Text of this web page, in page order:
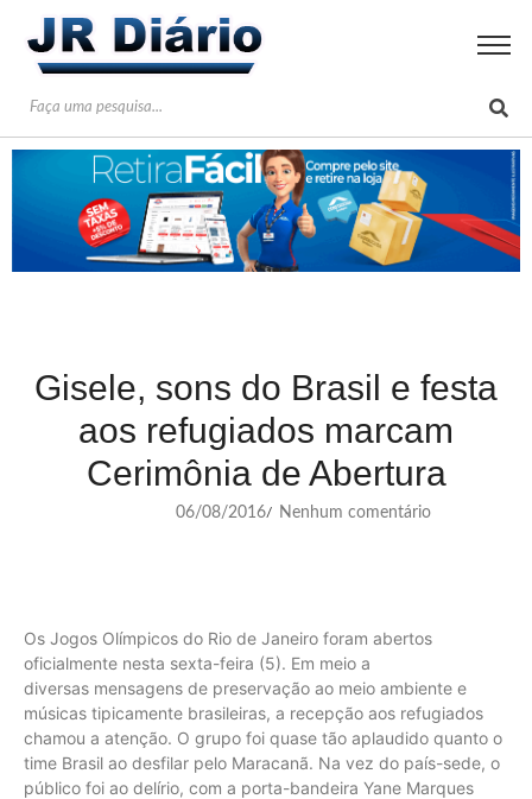
Gisele, sons do Brasil e festa
aos refugiados marcam
Cerimônia de Abertura
06/08/2016/ Nenhum comentário
Os Jogos Olímpicos do Rio de Janeiro foram abertos
oficialmente nesta sexta-feira (5). Em meio a
diversas mensagens de preservação ao meio ambiente e
músicas tipicamente brasileiras, a recepção aos refugiados
chamou a atenção. O grupo foi quase tão aplaudido quanto o
time Brasil ao desfilar pelo Maracanã. Na vez do país-sede, o
público foi ao delírio, com a porta-bandeira Yane Marques